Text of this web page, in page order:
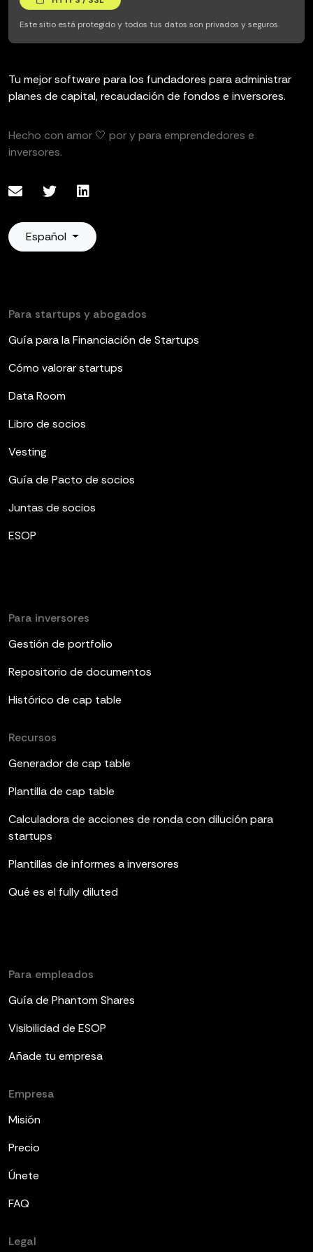
Este sitio está protegido y todos tus datos son privados y seguros.
Tu mejor software para los fundadores para administrar
planes de capital, recaudación de fondos e inversores.
Hecho con amor 🤍 por y para emprendedores e
inversores.
Español
Para startups y abogados
Guía para la Financiación de Startups
Cómo valorar startups
Data Room
Libro de socios
Vesting
Guía de Pacto de socios
Juntas de socios
ESOP
Para inversores
Gestión de portfolio
Repositorio de documentos
Histórico de cap table
Recursos
Generador de cap table
Plantilla de cap table
Calculadora de acciones de ronda con dilución para
startups
Plantillas de informes a inversores
Qué es el fully diluted
Para empleados
Guía de Phantom Shares
Visibilidad de ESOP
Añade tu empresa
Empresa
Misión
Precio
Únete
FAQ
Legal